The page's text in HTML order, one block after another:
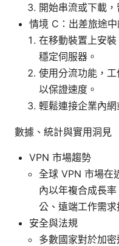
開始串流或下載
情境 C：出差旅途
在移動裝置上安
穩定伺服器。
使用分流功能，
以保證速度。
輕鬆連接企業內
數據、統計與實用洞見
VPN 市場趨勢
全球 VPN 市場在
內以年複合成長
公、遠端工作需求
安全與法規
多數國家對於加